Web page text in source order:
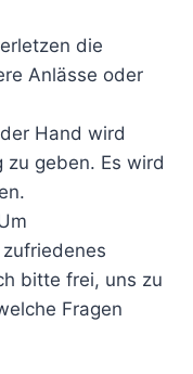
die
Anlässe oder
Hand wird
zu geben. Es wird
bitte frei, uns zu
Fragen